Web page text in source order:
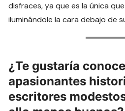
disfraces, ya que es la única
iluminándole la cara debajo de
¿Te gustaría
apasionantes
escritores